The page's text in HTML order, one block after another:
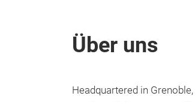
Über uns
Headquartered in